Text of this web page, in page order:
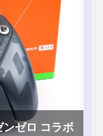
ンゼロ コラボ